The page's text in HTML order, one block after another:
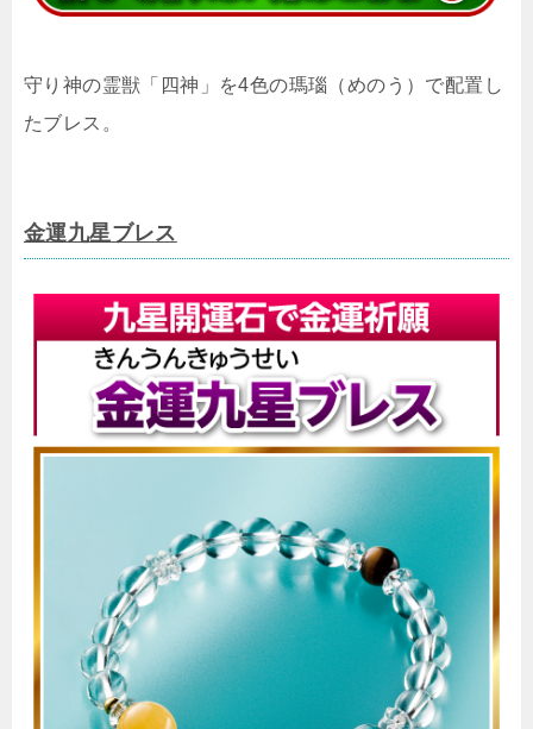
守り神の霊獣「四神」を4色の瑪瑙（めのう）で配置し
たブレス。
金運九星ブレス